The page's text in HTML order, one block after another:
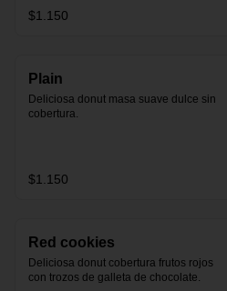
$1.150
Plain
Deliciosa donut masa suave dulce sin
cobertura.
$1.150
Red cookies
Deliciosa donut cobertura frutos rojos
con trozos de galleta de chocolate.